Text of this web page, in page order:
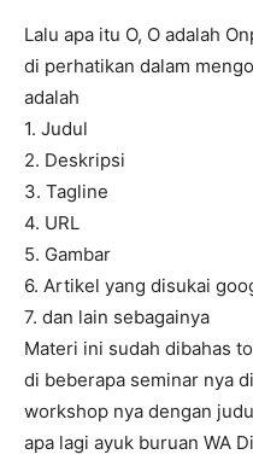
Lalu apa itu O, O adalah
di perhatikan dalam
adalah
1. Judul
2. Deskripsi
3. Tagline
4. URL
5. Gambar
6. Artikel yang disukai
7. dan lain sebagainya
Materi ini sudah dibahas
di beberapa seminar nya
workshop nya dengan
apa lagi ayuk buruan WA